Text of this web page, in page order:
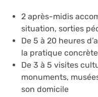
2 après-midis
situation, sorties
De 5 à 20 heures
la pratique
De 3 à 5 visites
monuments,
son domicile